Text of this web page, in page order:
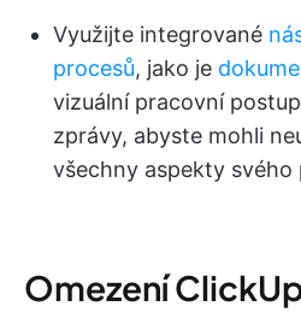
Využijte integrované
procesů, jako je
vizuální pracovní
zprávy, abyste mohli
všechny aspekty svého
Omezení